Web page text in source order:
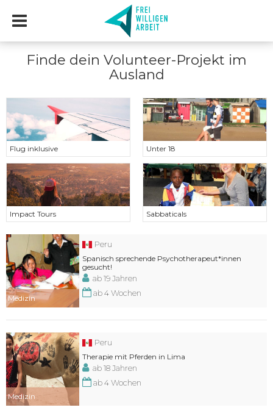
Finde dein Volunteer-Projekt im
Ausland
Flug inklusive Unter 18
Impact Tours Sabbaticals
Medizin
Peru
Spanisch sprechende Psychotherapeut*innen
gesucht!
ab 19 Jahren
ab 4 Wochen
Medizin
Peru
Therapie mit Pferden in Lima
ab 18 Jahren
ab 4 Wochen